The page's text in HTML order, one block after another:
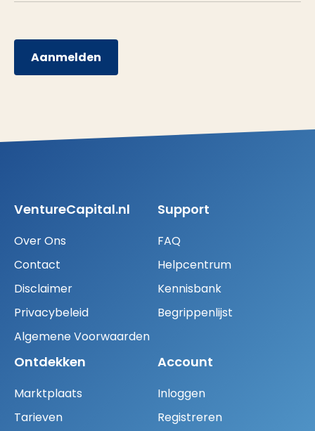
Aanmelden
VentureCapital.nl
Over Ons
Contact
Disclaimer
Privacybeleid
Algemene Voorwaarden
Support
FAQ
Helpcentrum
Kennisbank
Begrippenlijst
Ontdekken
Marktplaats
Tarieven
Account
Inloggen
Registreren